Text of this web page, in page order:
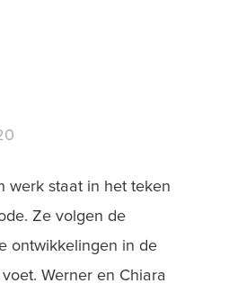
werk staat in het teken
Ze volgen de
ontwikkelingen in de
Werner en Chiara